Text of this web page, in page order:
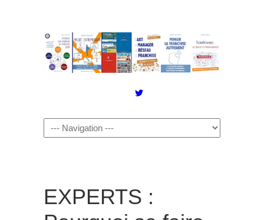
Twitter
EXPERTS :